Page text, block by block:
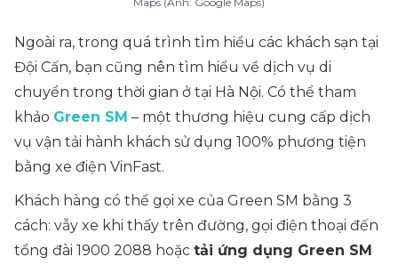
Ngoài ra, trong quá trình tìm hiểu các khách sạn tại
Đội Cấn, bạn cũng nên tìm hiểu về dịch vụ di
chuyển trong thời gian ở tại Hà Nội. Có thể tham
khảo Green SM – một thương hiệu cung cấp dịch
vụ vận tải hành khách sử dụng 100% phương tiện
bằng xe điện VinFast.
Khách hàng có thể gọi xe của Green SM bằng 3
cách: vẫy xe khi thấy trên đường, gọi điện thoại đến
tổng đài 1900 2088 hoặc tải ứng dụng Green SM